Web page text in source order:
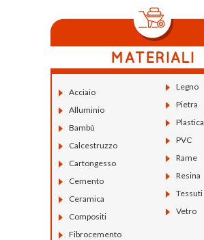
Acciaio
Alluminio
Bambù
Calcestruzzo
Cartongesso
Cemento
Ceramica
Compositi
Fibrocemento
Legno
Pietra
Plastica
PVC
Rame
Resina
Tessuti
Vetro